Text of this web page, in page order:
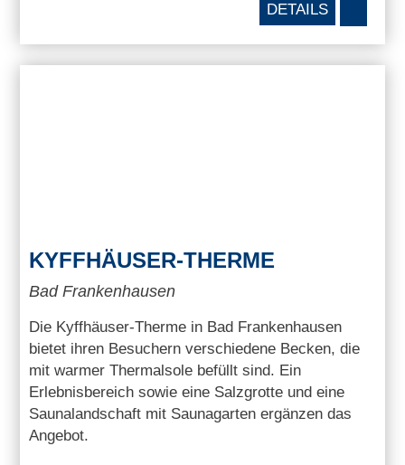
DETAILS
KYFFHÄUSER-THERME
Bad Frankenhausen
Die Kyffhäuser-Therme in Bad Frankenhausen
bietet ihren Besuchern verschiedene Becken, die
mit warmer Thermalsole befüllt sind. Ein
Erlebnisbereich sowie eine Salzgrotte und eine
Saunalandschaft mit Saunagarten ergänzen das
Angebot.